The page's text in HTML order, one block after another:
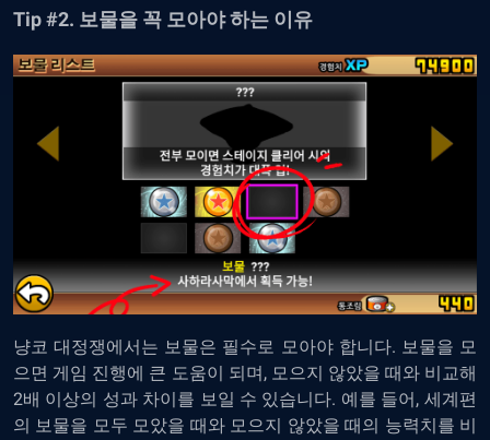
Tip #2. 보물을 꼭 모아야하는 이유
냥코 대정쟁에서는 보물은 필수로 모아야 합니다. 보물을 모
으면 게임 진행에 큰 도움이 되며 , 모으지 않았을 때와 비교해
2배 이상의 성과 차이를 보일 수 있습니다. 예를 들어, 세계편
의 보물을 모두 모았을 때와 모으지 않았을 때의 능력치를 비